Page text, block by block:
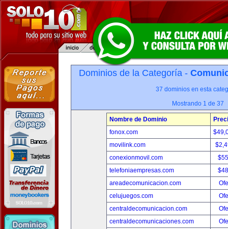
Dominios de la Categoría -
37 dominios en esta
Mostrando 1 de 37
Nombre de Dominio
fonox.com
movilink.com
conexionmovil.com
telefoniaempresas.com
areadecomunicacion.com
celujuegos.com
centraldecomunicacion.com
centraldecomunicaciones.com